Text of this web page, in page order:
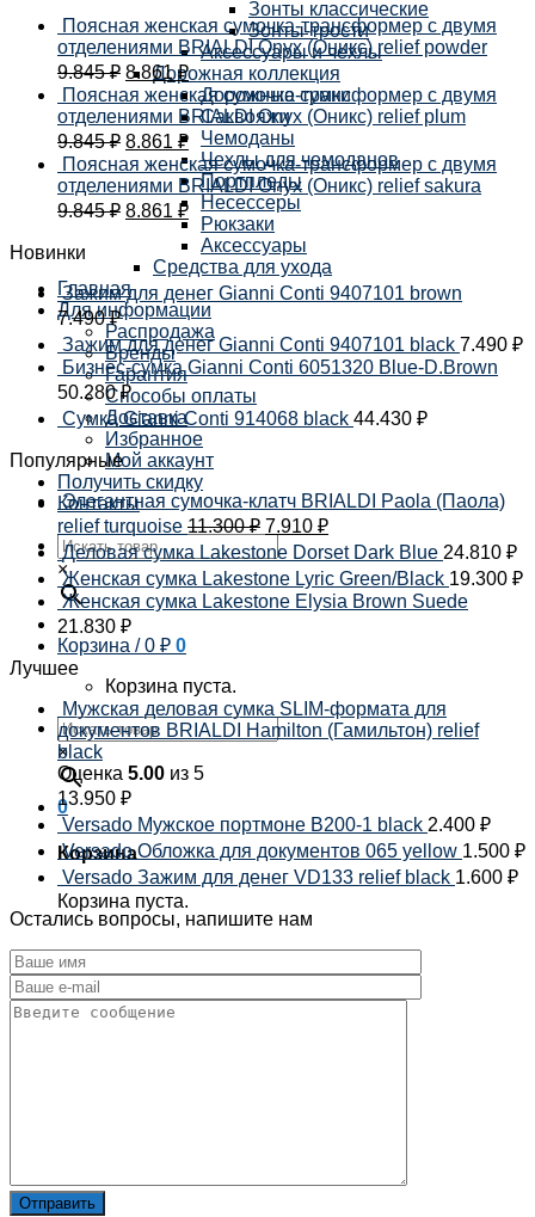
Зонты классические
Зонты-трости
Аксессуары и чехлы
Дорожная коллекция
Дорожные сумки
Саквояжи
Чемоданы
Чехлы для чемоданов
Портпледы
Несессеры
Рюкзаки
Аксессуары
Средства для ухода
Главная
Для информации
Распродажа
Бренды
Гарантия
Способы оплаты
Доставка
Избранное
Мой аккаунт
Получить скидку
Контакты
×
Корзина /0 ₽ 0
Корзина пуста.
×
0
Корзина
Корзина пуста.
Поясная женская сумочка-трансформер с двумя
отделениями BRIALDI Onyx (Оникс) relief powder
9.845₽ 8.861₽
Поясная женская сумочка-трансформер с двумя
отделениями BRIALDI Onyx (Оникс) relief plum
9.845₽ 8.861 ₽
Поясная женская сумочка-трансформер с двумя
отделениями BRIALDI Onyx (Оникс) relief sakura
9.845₽ 8.861 ₽
Новинки
Зажим для денег Gianni Conti 9407101 brown
7.490₽
Зажим для денег Gianni Conti 9407101 black 7.490 ₽
Бизнес-сумка Gianni Conti 6051320 Blue-D.Brown
50.280₽
Сумка Gianni Conti 914068 black 44.430 ₽
Популярные
Элегантная сумочка-клатч BRIALDI Paola (Паола)
relief turquoise 11.300₽ 7.910 ₽
Деловая сумка Lakestone Dorset Dark Blue 24.810 ₽
Женская сумка Lakestone Lyric Green/Black 19.300 ₽
Женская сумка Lakestone Elysia Brown Suede
21.830 ₽
Лучшее
Мужская деловая сумка SLIM-формата для
документов BRIALDI Hamilton (Гамильтон) relief
black
Оценка 5.00 из 5
13.950 ₽
Versado Мужское портмоне B200-1 black 2.400 ₽
Versado Обложка для документов 065 yellow 1.500 ₽
Versado Зажим для денег VD133 relief black 1.600 ₽
Остались вопросы, напишите нам